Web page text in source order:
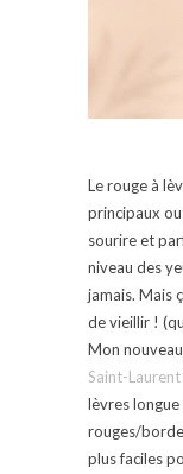
Le rouge à
principaux
sourire et
niveau des
jamais. Mais
de vieillir !
Mon
Saint-
lèvres
rouges/
plus faciles